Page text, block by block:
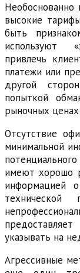
Необоснованно
высокие
быть
используют
привлечь
платежи или
другой
попыткой
рыночных ценах
Отсутствие
минимальной
имеют хорошо
информацией
указывать на
Агрессивные